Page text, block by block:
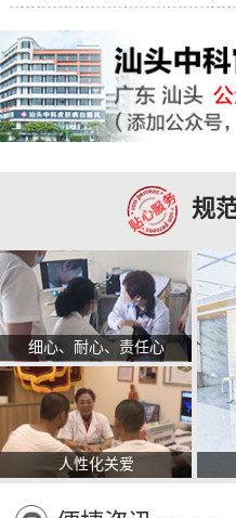
规
细心、耐心、责任心
人性化关爱